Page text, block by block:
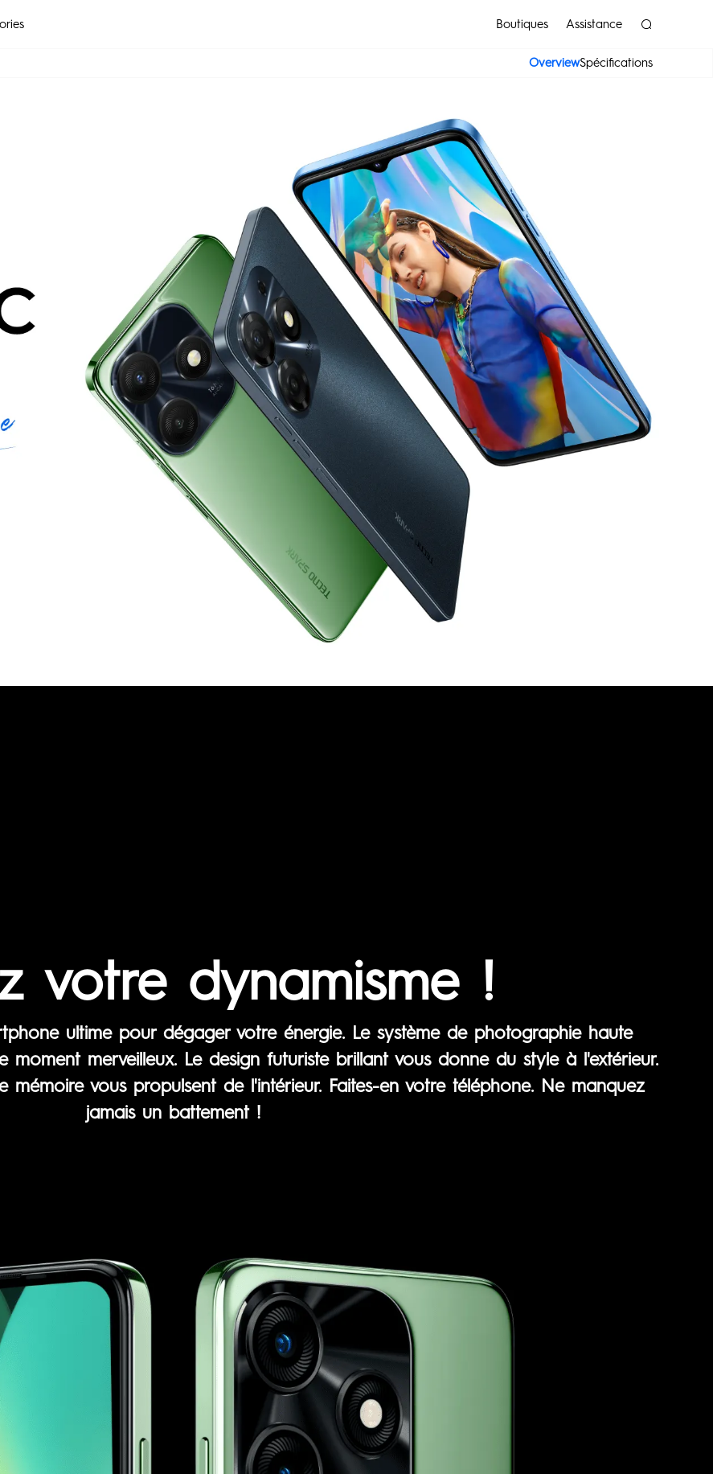
POP
Compare Models
Boutiques Assistance
OverviewSpécifications
votre dynamisme !
ultime pour dégager votre énergie. Le système de photographie haute
moment merveilleux. Le design futuriste brillant vous donne du style à l'extérieur.
vous propulsent de l'intérieur. Faites-en votre téléphone. Ne manquez
jamais un battement !